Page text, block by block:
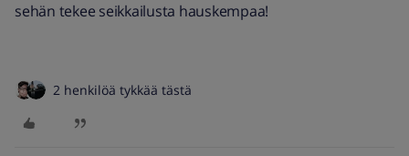
sehän tekee seikkailusta hauskempaa!
2 henkilöä tykkää tästä